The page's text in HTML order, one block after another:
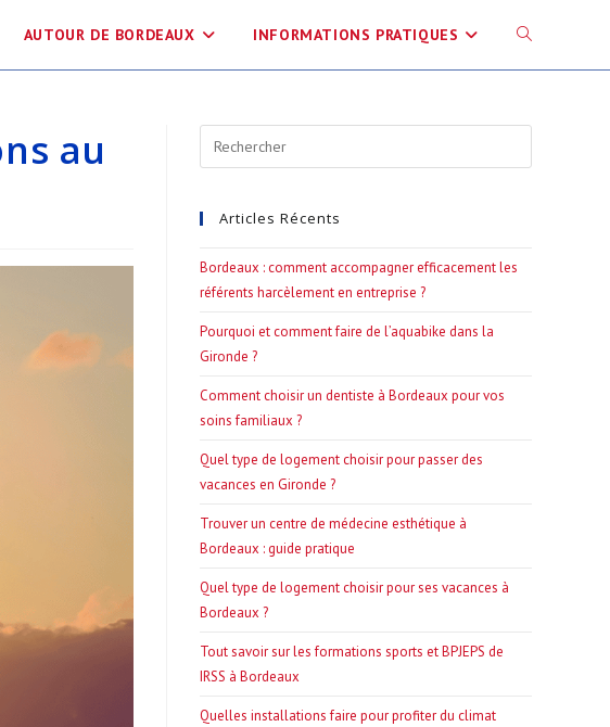
AUTOUR DE BORDEAUX INFORMATIONS PRATIQUES TOGGLE
SEARCH
au
Escape
Articles Récents
Bordeaux : comment accompagner efficacement les
référents harcèlement en entreprise ?
Pourquoi et comment faire de l’aquabike dans la
Gironde ?
Comment choisir un dentiste à Bordeaux pour vos
soins familiaux ?
Quel type de logement choisir pour passer des
vacances en Gironde ?
Trouver un centre de médecine esthétique à
Bordeaux : guide pratique
Quel type de logement choisir pour ses vacances à
Bordeaux ?
Tout savoir sur les formations sports et BPJEPS de
IRSS à Bordeaux
Quelles installations faire pour profiter du climat